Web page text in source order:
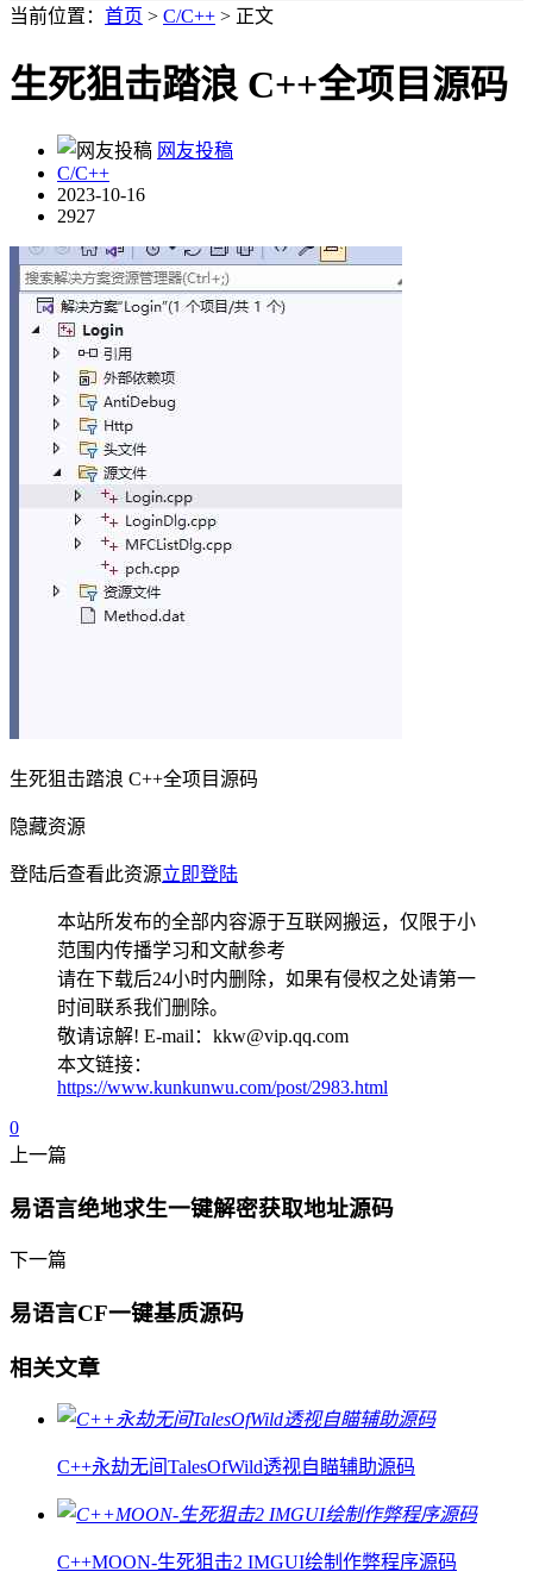
当前位置： 首页 > C/C++ > 正文
生死狙击踏浪 C++全项目源码
网友投稿
C/C++
2023-10-16
2927
生死狙击踏浪 C++全项目源码
隐藏资源
登陆后查看此资源立即登陆
本站所发布的全部内容源于互联网搬运，仅限于小
范围内传播学习和文献参考
请在下载后24小时内删除，如果有侵权之处请第一
时间联系我们删除。
敬请谅解! E-mail：kkw@vip.qq.com
本文链接：
https://www.kunkunwu.com/post/2983.html
0
上一篇
易语言绝地求生一键解密获取地址源码
下一篇
易语言CF一键基质源码
相关文章
C++永劫无间TalesOfWild透视自瞄辅助源码
C++MOON-生死狙击2 IMGUI绘制作弊程序源码